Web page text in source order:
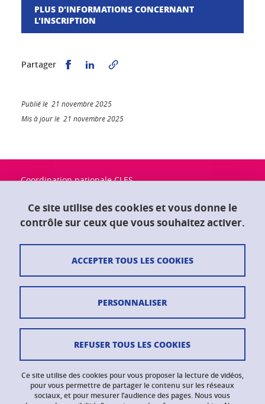
PLUS D'INFORMATIONS CONCERNANT
L'INSCRIPTION
Partager Partager sur Facebook
Partager sur LinkedIn
Publié le 21 novembre 2025
Mis à jour le 21 novembre 2025
Coordination nationale CLES
Maison du doctorat "Jean Kuntzmann"
CS 40700
38058 Grenoble Cedex 9
Plan du site
Données personnelles
Gestion des cookies
Ce site utilise des cookies et vous donne le
contrôle sur ceux que vous souhaitez activer.
Ce site utilise des cookies pour vous proposer la lecture de vidéos,
pour vous permettre de partager le contenu sur les réseaux
sociaux, et pour mesurer l’audience des pages. Nous vous
ACCEPTER TOUS LES COOKIES
REFUSER TOUS LES COOKIES
PERSONNALISER